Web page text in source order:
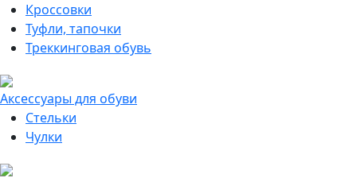
Кроссовки
Туфли, тапочки
Треккинговая обувь
Аксессуары для обуви
Стельки
Чулки